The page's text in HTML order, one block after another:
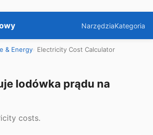
NarzędziaKategoria
& Energy Electricity Cost Calculator
lodówka prądu na
costs.